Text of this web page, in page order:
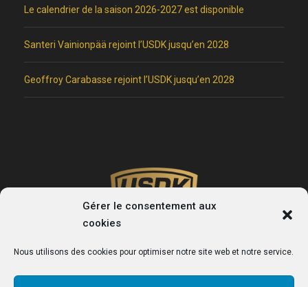
Gérer le consentement aux
cookies
Nous utilisons des cookies pour optimiser notre site web et notre service.
Le calendrier de la saison 2026-2027 est disponible
Santeri Vainionpää rejoint l’USDK jusqu’en 2028
Geoffroy Carabasse rejoint l’USDK jusqu’en 2028